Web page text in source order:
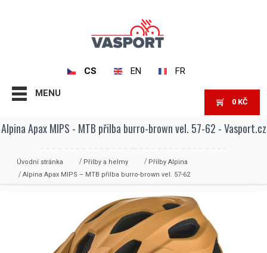
CS EN FR
MENU
0 KČ
Alpina Apax MIPS - MTB přilba burro-brown vel. 57-62 - Vasport.cz
Úvodní stránka Přilby a helmy
Přilby Alpina
Alpina Apax MIPS – MTB přilba burro-brown vel. 57-62